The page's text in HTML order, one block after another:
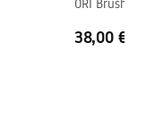
ORI Brush
38,00 €